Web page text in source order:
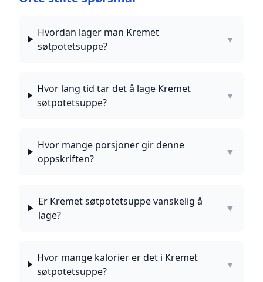
Hvordan lager man Kremet
søtpotetsuppe?
▼
Hvor lang tid tar det å lage Kremet
søtpotetsuppe?
▼
Hvor mange porsjoner gir denne
oppskriften?
▼
Er Kremet søtpotetsuppe vanskelig å
lage?
▼
Hvor mange kalorier er det i Kremet
søtpotetsuppe?
▼